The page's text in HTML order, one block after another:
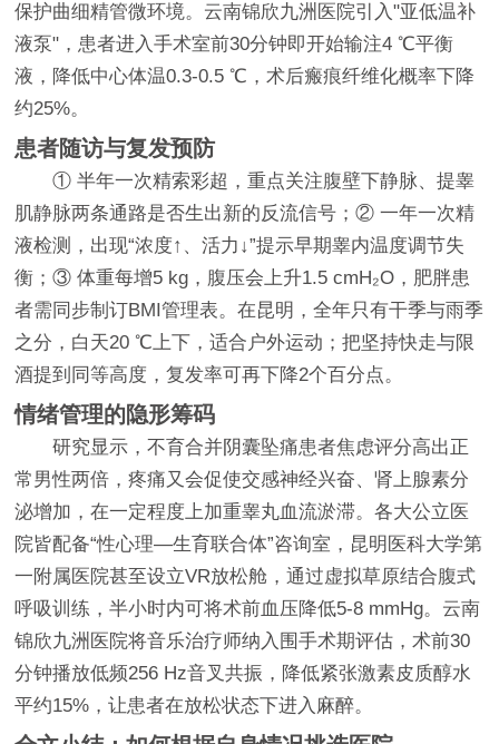
保护曲细精管微环境。云南锦欣九洲医院引入"亚低温补
液泵"，患者进入手术室前30分钟即开始输注4 ℃平衡
液，降低中心体温0.3-0.5 ℃，术后瘢痕纤维化概率下降
约25%。
患者随访与复发预防
① 半年一次精索彩超，重点关注腹壁下静脉、提睾
肌静脉两条通路是否生出新的反流信号；② 一年一次精
液检测，出现“浓度↑、活力↓”提示早期睾内温度调节失
衡；③ 体重每增5 kg，腹压会上升1.5 cmH₂O，肥胖患
者需同步制订BMI管理表。在昆明，全年只有干季与雨季
之分，白天20 ℃上下，适合户外运动；把坚持快走与限
酒提到同等高度，复发率可再下降2个百分点。
情绪管理的隐形筹码
研究显示，不育合并阴囊坠痛患者焦虑评分高出正
常男性两倍，疼痛又会促使交感神经兴奋、肾上腺素分
泌增加，在一定程度上加重睾丸血流淤滞。各大公立医
院皆配备“性心理—生育联合体”咨询室，昆明医科大学第
一附属医院甚至设立VR放松舱，通过虚拟草原结合腹式
呼吸训练，半小时内可将术前血压降低5-8 mmHg。云南
锦欣九洲医院将音乐治疗师纳入围手术期评估，术前30
分钟播放低频256 Hz音叉共振，降低紧张激素皮质醇水
平约15%，让患者在放松状态下进入麻醉。